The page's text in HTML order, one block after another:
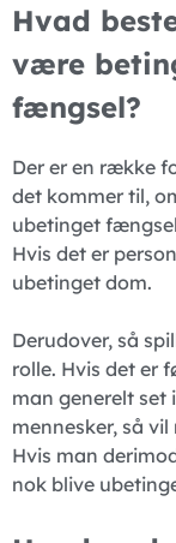
Hvad
være
fængsel?
Der er en række
det kommer til,
ubetinget
Hvis det er
ubetinget dom.
Derudover, så
rolle. Hvis det er
man generelt set
mennesker, så
Hvis man
nok blive